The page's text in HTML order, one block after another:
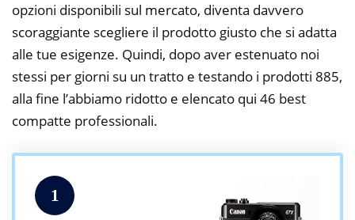
opzioni disponibili sul mercato, diventa davvero
scoraggiante scegliere il prodotto giusto che si adatta
alle tue esigenze. Quindi, dopo aver estenuato noi
stessi per giorni su un tratto e testando i prodotti 885,
alla fine l’abbiamo ridotto e elencato qui 46 best
compatte professionali.
1